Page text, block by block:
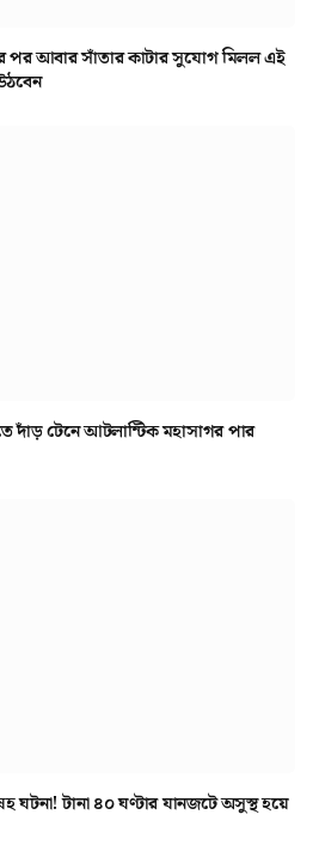
পর আবার সাঁতার কাটার সুযোগ মিলল এই
দাঁড় টেনে আটলান্টিক মহাসাগর পার
ঘটনা! টানা ৪০ ঘণ্টার যানজটে অসুস্থ হয়ে